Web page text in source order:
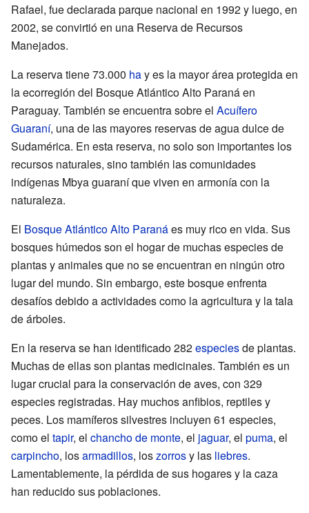
Rafael, fue declarada parque nacional en 1992 y luego, en
2002, se convirtió en una Reserva de Recursos
Manejados.
La reserva tiene 73.000 hay es la mayor área protegida en
la ecorregión del Bosque Atlántico Alto Paraná en
Paraguay. También se encuentra sobre el Acuífero
Guaraní, una de las mayores reservas de agua dulce de
Sudamérica. En esta reserva, no solo son importantes los
recursos naturales, sino también las comunidades
indígenas Mbya guaraní que viven en armonía con la
naturaleza.
El Bosque Atlántico Alto Paranáes muy rico en vida. Sus
bosques húmedos son el hogar de muchas especies de
plantas y animales que no se encuentran en ningún otro
lugar del mundo. Sin embargo, este bosque enfrenta
desafíos debido a actividades como la agricultura y la tala
de árboles.
En la reserva se han identificado 282especiesde plantas.
Muchas de ellas son plantas medicinales. También es un
lugar crucial para la conservación de aves, con 329
especies registradas. Hay muchos anfibios, reptiles y
peces. Los mamíferos silvestres incluyen 61 especies,
como el tapir, el chancho de monte, el jaguar, el puma, el
carpincho, losarmadillos, loszorrosy las liebres.
Lamentablemente, la pérdida de sus hogares y la caza
han reducido sus poblaciones.